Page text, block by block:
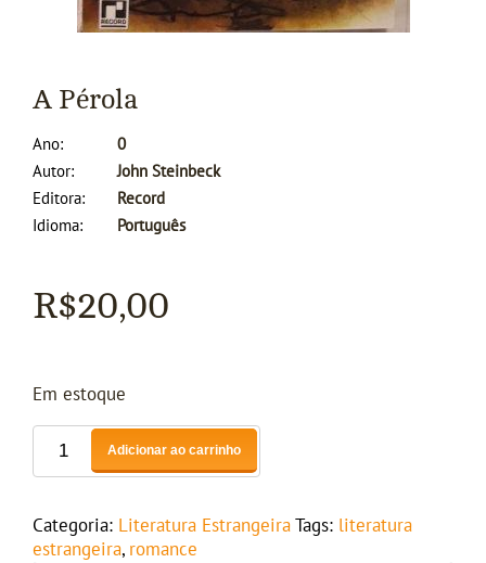
A Pérola
Ano
0
Autor
John Steinbeck
Editora
Record
Idioma
Português
R$20,00
Em estoque
Adicionar ao carrinho
Categoria: Literatura Estrangeira Tags: literatura
estrangeira, romance